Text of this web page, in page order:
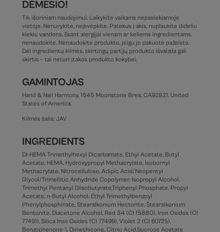
DĖMESIO!
Tik išoriniam naudojimui. Laikykite vaikams nepasiekiamoje
vietoje. Nenurykite, neįkvėpkite. Patekus į akis, nuplaukite dideliu
kiekiu vandens. Esant alergijai vienam ar keliems ingredientams,
nenaudokite. Nenaudokite produkto, jeigu jo pakuotė pažeista.
Dėl ingredientų kilmės, skirtingų partijų produkto išvaizda gali
skirtis – tai neturi įtakos produkto kokybei.
GAMINTOJAS
Hand & Nail Harmony. 1545 Moonstone Brea, CA92821, United
States of America.
Kilmės šalis: JAV
INGREDIENTS
DI-HEMA Trimethylhexyl Dicarbamate, Ethyl Acetate, Butyl
Acetate, HEMA, Hydroxypropyl Methacrylate, Isobornyl
Methacrylate, Nitrocellulose, Adipic Acid/Neopentyl
Glycol/Trimellitic Anhydride Copolymer, Isopropyl Alcohol,
Trimethyl Pentanyl Diisobutyrate,Triphenyl Phosphate, Propyl
Acetate, n-Butyl Alcohol, Ethyl Trimethylbenzoyl
Phenylphosphinate, Stearalkonium Hectorite, Stearalkonium
Bentonite, Diacetone Alcohol, Red 34 (CI 15880), Iron Oxides (CI
77491), Silica Iron Oxides (CI 77499), Violet 2 (CI 60725),
Benzophenone-1, Dimethicone, Citric Acid,Sucrose Acetate